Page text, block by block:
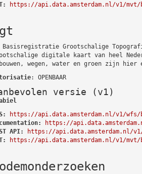
https://api.data.amsterdam.nl/v1/mvt/
Basisregistratie Grootschalige
digitale kaart van heel
wegen, water en groen zijn hier
: OPENBAAR
versie (v1)
https://api.data.amsterdam.nl/v1/wfs/
https://
API:
https://api.data.amsterdam.nl/
https://api.data.amsterdam.nl/v1/mvt/